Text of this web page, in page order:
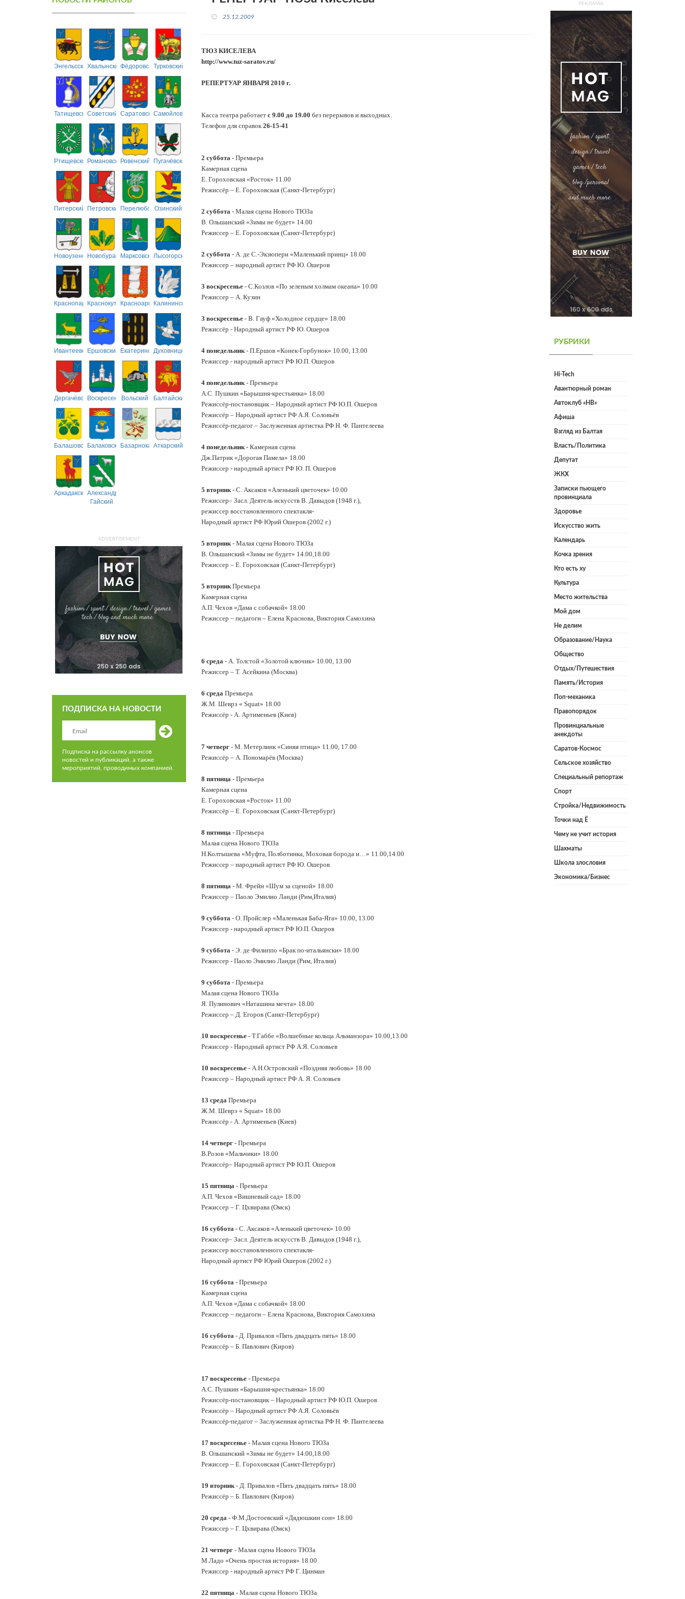
ЭнгельсскийХвалынскийФёдоровскийТурковский
ТатищевскийСоветский СаратовскийСамойловский
РтищевскийРомановскийРовенский Пугачёвский
Питерский ПетровскийПерелюбскийОзинский
НовоузенскийНовобурасскийМарксовскийЛысогорский
Краснопартизанский
КраснокутскийКрасноармейский
Калининский
ИвантеевскийЕршовский ЕкатериновскийДуховницкий
ДергачёвскийВоскресенскийВольский Балтайский
БалашовскийБалаковскийБазарнокарабулакский
Аткарский
АркадакскийАлександрово-
Гайский
ADVERTISEMENT
ПОДПИСКА НА НОВОСТИ
Подписка на рассылку анонсов
новостей и публикаций, а также
мероприятий, проводимых компанией.
25.12.2009
ТЮЗ КИСЕЛЕВА
http://www.tuz-saratov.ru/
РЕПЕРТУАР ЯНВАРЯ 2010 г.
Касса театра работает с 9.00 до 19.00 без перерывов и выходных.
Телефон для справок26-15-41
2 суббота- Премьера
Камерная сцена
Е. Гороховская «Росток» 11.00
Режиссёр – Е. Гороховская (Санкт-Петербург)
2 суббота- Малая сцена Нового ТЮЗа
В. Ольшанский «Зимы не будет» 14.00
Режиссер – Е. Гороховская (Санкт-Петербург)
2 суббота- А. де С.-Экзюпери «Маленький принц» 18.00
Режиссер – народный артист РФ Ю. Ошеров
3 воскресенье- С.Козлов «По зеленым холмам океана» 10.00
Режиссер – А. Кузин
3 воскресенье- В. Гауф «Холодное сердце» 18.00
Режиссёр - Народный артист РФ Ю. Ошеров
4 понедельник- П.Ершов «Конек-Горбунок» 10.00, 13.00
Режиссер - народный артист РФ Ю.П. Ошеров
4 понедельник- Премьера
А.С. Пушкин «Барышня-крестьянка» 18.00
Режиссёр-постановщик – Народный артист РФ Ю.П. Ошеров
Режиссёр – Народный артист РФ А.Я. Соловьёв
Режиссёр-педагог – Заслуженная артистка РФ Н. Ф. Пантелеева
4 понедельник- Камерная сцена
Дж.Патрик «Дорогая Памела» 18.00
Режиссер - народный артист РФ Ю. П. Ошеров
5 вторник- С. Аксаков «Аленький цветочек» 10.00
Режиссер– Засл. Деятель искусств В. Давыдов (1948 г.),
режиссер восстановленного спектакля-
Народный артист РФ Юрий Ошеров (2002 г.)
5 вторник- Малая сцена Нового ТЮЗа
В. Ольшанский «Зимы не будет» 14.00,18.00
Режиссер – Е. Гороховская (Санкт-Петербург)
5 вторникПремьера
Камерная сцена
А.П. Чехов «Дама с собачкой» 18.00
Режиссер – педагоги – Елена Краснова, Виктория Самохина
6 среда- А. Толстой «Золотой ключик» 10.00, 13.00
Режиссер – Т. Асейкина (Москва)
6 средаПремьера
Ж.М. Шеврэ « Squat» 18.00
Режиссёр - А. Артименьев (Киев)
7 четверг- М. Метерлинк «Синяя птица» 11.00, 17.00
Режиссёр – А. Пономарёв (Москва)
8 пятница - Премьера
Камерная сцена
Е. Гороховская «Росток» 11.00
Режиссёр – Е. Гороховская (Санкт-Петербург)
8 пятница- Премьера
Малая сцена Нового ТЮЗа
Н.Колтышева «Муфта, Полботинка, Моховая борода и…» 11.00,14.00
Режиссер – народный артист РФ Ю. Ошеров
8 пятница- М. Фрейн «Шум за сценой» 18.00
Режиссер – Паоло Эмилио Ланди (Рим,Италия)
9 суббота- О. Пройслер «Маленькая Баба-Яга» 10.00, 13.00
Режиссер - народный артист РФ Ю.П. Ошеров
9 суббота- Э. де Филиппо «Брак по-итальянски» 18.00
Режиссер - Паоло Эмилио Ланди (Рим, Италия)
9 суббота- Премьера
Малая сцена Нового ТЮЗа
Я. Пулинович «Наташина мечта» 18.00
Режиссер – Д. Егоров (Санкт-Петербург)
10 воскресенье- Т.Габбе «Волшебные кольца Альманзора» 10.00,13.00
Режиссер - Народный артист РФ А.Я. Соловьев
10 воскресенье- А.Н.Островский «Поздняя любовь» 18.00
Режиссер – Народный артист РФ А. Я. Соловьев
13 средаПремьера
Ж.М. Шеврэ « Squat» 18.00
Режиссёр - А. Артименьев (Киев)
14 четверг- Премьера
В.Розов «Мальчики» 18.00
Режиссёр– Народный артист РФ Ю.П. Ошеров
15 пятница- Премьера
А.П. Чехов «Вишневый сад» 18.00
Режиссер – Г. Цхвирава (Омск)
16 суббота- С. Аксаков «Аленький цветочек» 10.00
Режиссер– Засл. Деятель искусств В. Давыдов (1948 г.),
режиссер восстановленного спектакля-
Народный артист РФ Юрий Ошеров (2002 г.)
16 суббота- Премьера
Камерная сцена
А.П. Чехов «Дама с собачкой» 18.00
Режиссер – педагоги – Елена Краснова, Виктория Самохина
16 суббота- Д. Привалов «Пять двадцать пять» 18.00
Режиссёр – Б. Павлович (Киров)
17 воскресенье- Премьера
А.С. Пушкин «Барышня-крестьянка» 18.00
Режиссёр-постановщик – Народный артист РФ Ю.П. Ошеров
Режиссёр – Народный артист РФ А.Я. Соловьёв
Режиссёр-педагог – Заслуженная артистка РФ Н. Ф. Пантелеева
17 воскресенье - Малая сцена Нового ТЮЗа
В. Ольшанский «Зимы не будет» 14.00,18.00
Режиссер – Е. Гороховская (Санкт-Петербург)
19 вторник- Д. Привалов «Пять двадцать пять» 18.00
Режиссёр – Б. Павлович (Киров)
20 среда - Ф.М.Достоевский «Дядюшкин сон» 18.00
Режиссер – Г. Цхвирава (Омск)
21 четверг- Малая сцена Нового ТЮЗа
М.Ладо «Очень простая история» 18.00
Режиссер - народный артист РФ Г. Цинман
22 пятница- Малая сцена Нового ТЮЗа
РЕКЛАМА
РУБРИКИ
Hi-Tech
Авантюрный роман
Автоклуб «НВ»
Афиша
Взгляд из Балтая
Власть/Политика
Депутат
ЖКХ
Записки пьющего
провинциала
Здоровье
Искусство жить
Календарь
Кочка зрения
Кто есть ху
Культура
Место жительства
Мой дом
Не делим
Образование/Наука
Общество
Отдых/Путешествия
Память/История
Поп-механика
Правопорядок
Провинциальные
анекдоты
Саратов-Космос
Сельское хозяйство
Специальный репортаж
Спорт
Стройка/Недвижимость
Точки над Ё
Чему не учит история
Шахматы
Школа злословия
Экономика/Бизнес